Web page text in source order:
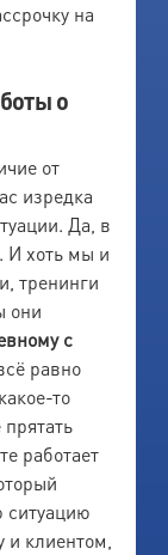
на
о
от
изредка
Да, в
И хоть мы и
тренинги
они
с
равно
то
работает
ситуацию
и клиентом,